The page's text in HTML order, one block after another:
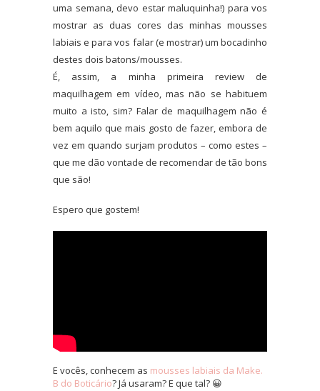
uma semana, devo estar maluquinha!) para vos
mostrar as duas cores das minhas mousses
labiais e para vos falar (e mostrar) um bocadinho
destes dois batons/mousses.
É, assim, a minha primeira review de
maquilhagem em vídeo, mas não se habituem
muito a isto, sim? Falar de maquilhagem não é
bem aquilo que mais gosto de fazer, embora de
vez em quando surjam produtos – como estes –
que me dão vontade de recomendar de tão bons
que são!
Espero que gostem!
E vocês, conhecem as mousses labiais da Make.
B do Boticário? Já usaram? E que tal? 😀